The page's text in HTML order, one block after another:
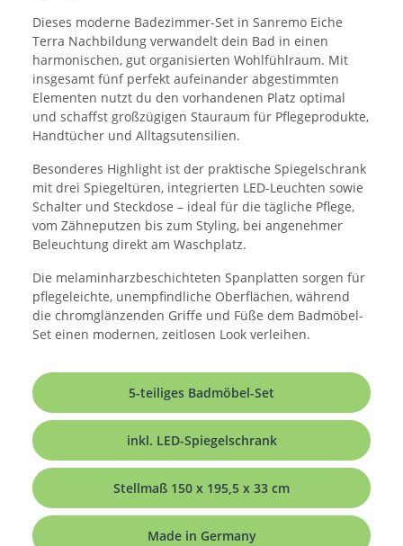
Dieses moderne Badezimmer-Set in Sanremo Eiche
Terra Nachbildung verwandelt dein Bad in einen
harmonischen, gut organisierten Wohlfühlraum. Mit
insgesamt fünf perfekt aufeinander abgestimmten
Elementen nutzt du den vorhandenen Platz optimal
und schaffst großzügigen Stauraum für Pflegeprodukte,
Handtücher und Alltagsutensilien.
Besonderes Highlight ist der praktische Spiegelschrank
mit drei Spiegeltüren, integrierten LED-Leuchten sowie
Schalter und Steckdose – ideal für die tägliche Pflege,
vom Zähneputzen bis zum Styling, bei angenehmer
Beleuchtung direkt am Waschplatz.
Die melaminharzbeschichteten Spanplatten sorgen für
pflegeleichte, unempfindliche Oberflächen, während
die chromglänzenden Griffe und Füße dem Badmöbel-
Set einen modernen, zeitlosen Look verleihen.
5-teiliges Badmöbel-Set
inkl. LED-Spiegelschrank
Stellmaß 150 x 195,5 x 33 cm
Made in Germany